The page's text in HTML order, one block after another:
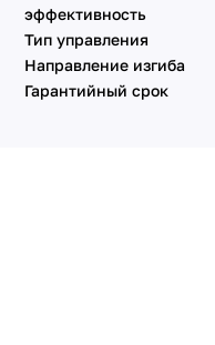
эффективность
Тип управления
Направление изгиба
Гарантийный срок